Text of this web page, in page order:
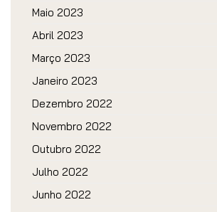
Maio 2023
Abril 2023
Março 2023
Janeiro 2023
Dezembro 2022
Novembro 2022
Outubro 2022
Julho 2022
Junho 2022